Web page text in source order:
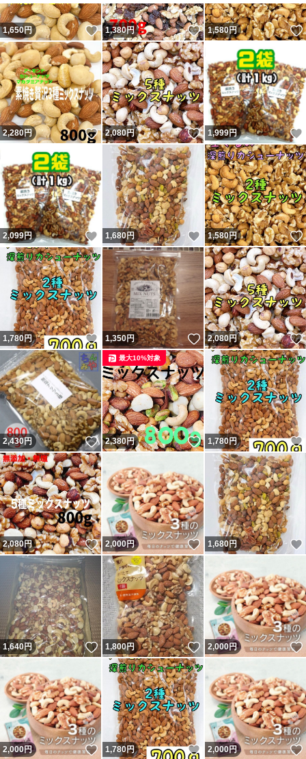
1,650円 いいね！
1,380円 いいね！
1,580円
2,280円 いいね！
2,080円 いいね！
1,999円
2,099円 いいね！
1,680円 いいね！
1,580円
1,780円 いいね！
1,350円 いいね！
2,080円
2,430円 いいね！
2,380円 いいね！
最大10%対象
1,780円
2,080円 いいね！
2,000円 いいね！
1,680円
1,640円 いいね！
1,800円 いいね！
2,000円
2,000円 いいね！
1,780円 いいね！
2,000円